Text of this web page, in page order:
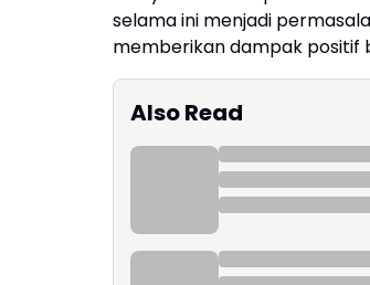
selama ini menjadi
memberikan dampak positif
Also Read